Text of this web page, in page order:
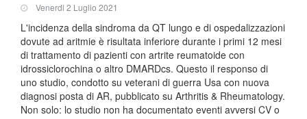
Venerdi 2 Luglio 2021
L'incidenza della sindroma da QT lungo e di ospedalizzazioni
dovute ad aritmie è risultata inferiore durante i primi 12 mesi
di trattamento di pazienti con artrite reumatoide con
idrossiclorochina o altro DMARDcs. Questo il responso di
uno studio, condotto su veterani di guerra Usa con nuova
diagnosi posta di AR, pubblicato su Arthritis & Rheumatology.
Non solo: lo studio non ha documentato eventi avversi CV o